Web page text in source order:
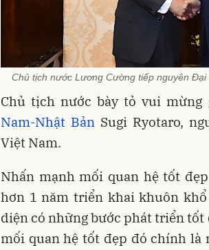
Chủ tịch nước Lương Cường tiếp nguyên
Chủ tịch nước bày tỏ vui mừng
Nam-Nhật BảnSugi Ryotaro,
Việt Nam.
Nhấn mạnh mối quan hệ tốt
hơn 1 năm triển khai khuôn
diện có những bước phát triển tốt
mối quan hệ tốt đẹp đó chính là